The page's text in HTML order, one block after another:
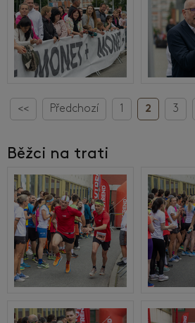
<< Předchozí 1 2 3
Běžci na trati